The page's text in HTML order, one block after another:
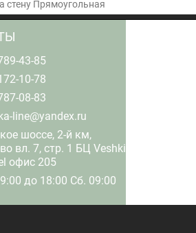
стену Прямоугольная
43-85
10-78
08-83
line@yandex.ru
шоссе, 2-й км,
вл. 7, стр. 1 БЦ Veshki
офис 205
до 18:00 Сб. 09:00